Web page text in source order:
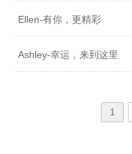
Ellen-有你，更精彩
Ashley-幸运，来到这里
1